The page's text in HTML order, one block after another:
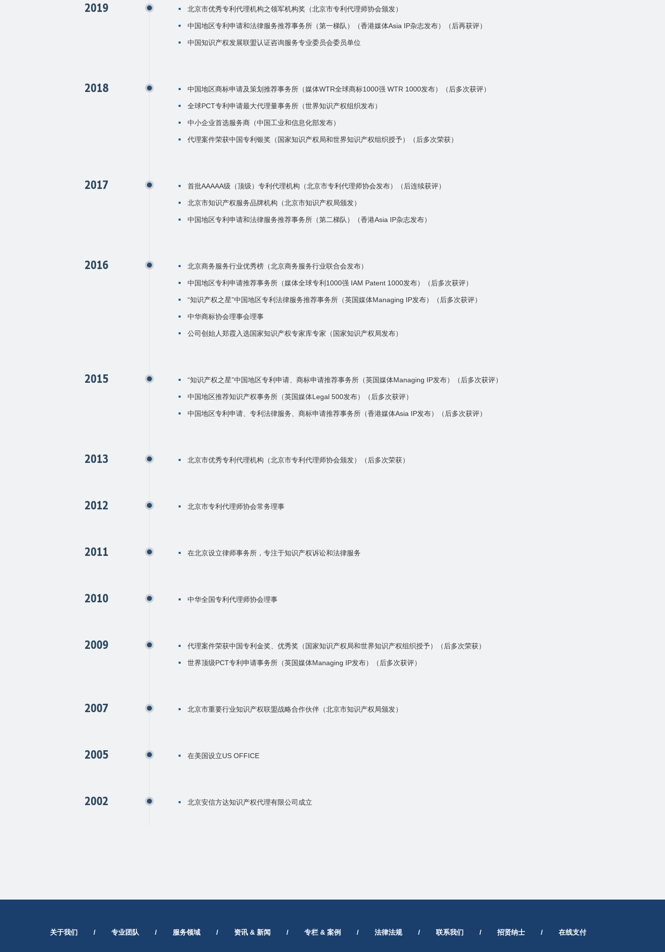
2019 北京市优秀专利代理机构之领军机构奖（北京市专利代理师协会颁发）
中国地区专利申请和法律服务推荐事务所（第一梯队）（香港媒体Asia IP杂志发布）（后再获评）
中国知识产权发展联盟认证咨询服务专业委员会委员单位
2018 中国地区商标申请及策划推荐事务所（媒体WTR全球商标1000强 WTR 1000发布）（后多次获评）
全球PCT专利申请最大代理量事务所（世界知识产权组织发布）
中小企业首选服务商（中国工业和信息化部发布）
代理案件荣获中国专利银奖（国家知识产权局和世界知识产权组织授予）（后多次荣获）
2017 首批AAAAA级（顶级）专利代理机构（北京市专利代理师协会发布）（后连续获评）
北京市知识产权服务品牌机构（北京市知识产权局颁发）
中国地区专利申请和法律服务推荐事务所（第二梯队）（香港Asia IP杂志发布）
2016 北京商务服务行业优秀榜（北京商务服务行业联合会发布）
中国地区专利申请推荐事务所（媒体全球专利1000强 IAM Patent 1000发布）（后多次获评）
“知识产权之星”中国地区专利法律服务推荐事务所（英国媒体Managing IP发布）（后多次获评）
中华商标协会理事会理事
公司创始人郑霞入选国家知识产权专家库专家（国家知识产权局发布）
2015 “知识产权之星”中国地区专利申请、商标申请推荐事务所（英国媒体Managing IP发布）（后多次获评）
中国地区推荐知识产权事务所（英国媒体Legal 500发布）（后多次获评）
中国地区专利申请、专利法律服务、商标申请推荐事务所（香港媒体Asia IP发布）（后多次获评）
2013 北京市优秀专利代理机构（北京市专利代理师协会颁发）（后多次荣获）
2012 北京市专利代理师协会常务理事
2011 在北京设立律师事务所，专注于知识产权诉讼和法律服务
2010 中华全国专利代理师协会理事
2009 代理案件荣获中国专利金奖、优秀奖（国家知识产权局和世界知识产权组织授予）（后多次荣获）
世界顶级PCT专利申请事务所（英国媒体Managing IP发布）（后多次获评）
2007 北京市重要行业知识产权联盟战略合作伙伴（北京市知识产权局颁发）
2005 在美国设立US OFFICE
2002 北京安信方达知识产权代理有限公司成立
关于我们 / 专业团队 / 服务领域 / 资讯 & 新闻 / 专栏 & 案例 / 法律法规 / 联系我们 / 招贤纳士 / 在线支付